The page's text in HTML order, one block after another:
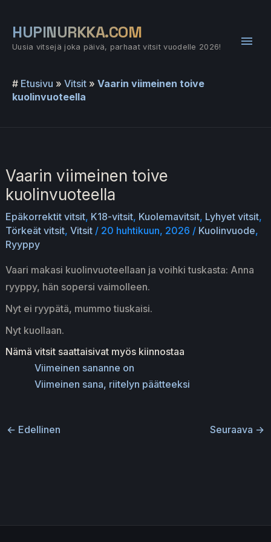
sisältöön
HUPINURKKA.COM
Uusia vitsejä joka päivä, parhaat vitsit vuodelle 2026!
# Etusivu » Vitsit » Vaarin viimeinen toive
kuolinvuoteella
Vaarin viimeinen toive
kuolinvuoteella
Epäkorrektit vitsit, K18-vitsit, Kuolemavitsit, Lyhyet vitsit,
Törkeät vitsit, Vitsit/ 20 huhtikuun, 2026 / Kuolinvuode,
Ryyppy
Vaari makasi kuolinvuoteellaan ja voihki tuskasta: Anna
ryyppy, hän sopersi vaimolleen.
Nyt ei ryypätä, mummo tiuskaisi.
Nyt kuollaan.
Nämä vitsit saattaisivat myös kiinnostaa
Viimeinen sananne on
Viimeinen sana, riitelyn päätteeksi
← Edellinen Seuraava →